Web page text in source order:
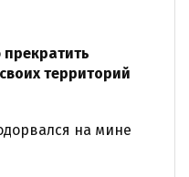
территорий
на мине